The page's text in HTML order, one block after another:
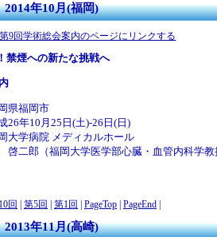
年10月(福岡)
第9回学術総会案内のページにリンクする
禁煙への新たな挑戦へ
県福岡市
26年10月25日(土)-26日(日)
大学病院 メディカルホール
二郎（福岡大学医学部心臓・血管内科学教
回 第5回 第1回 PageTop PageEnd
年11月(高崎)